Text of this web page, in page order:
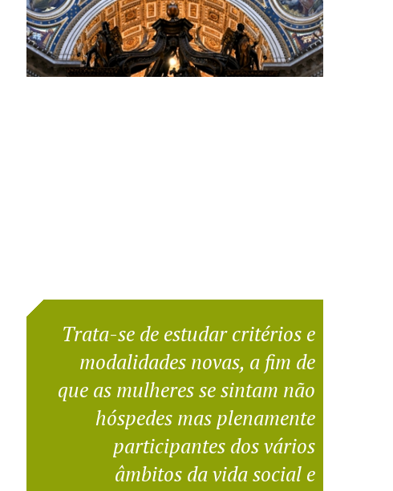
Trata-se de estudar critérios e
modalidades novas, a fim de
que as mulheres se sintam não
hóspedes mas plenamente
participantes dos vários
âmbitos da vida social e